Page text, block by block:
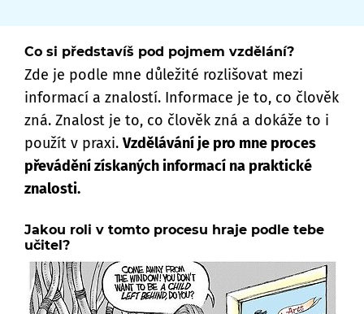
Co si představíš pod pojmem vzdělání?
Zde je podle mne důležité rozlišovat mezi
informací a znalostí. Informace je to, co člověk
zná. Znalost je to, co člověk zná a dokáže to i
použít v praxi.Vzdělávání je pro mne proces
převádění získaných informací na praktické
znalosti.
Jakou roli v tomto procesu hraje podle tebe
učitel?